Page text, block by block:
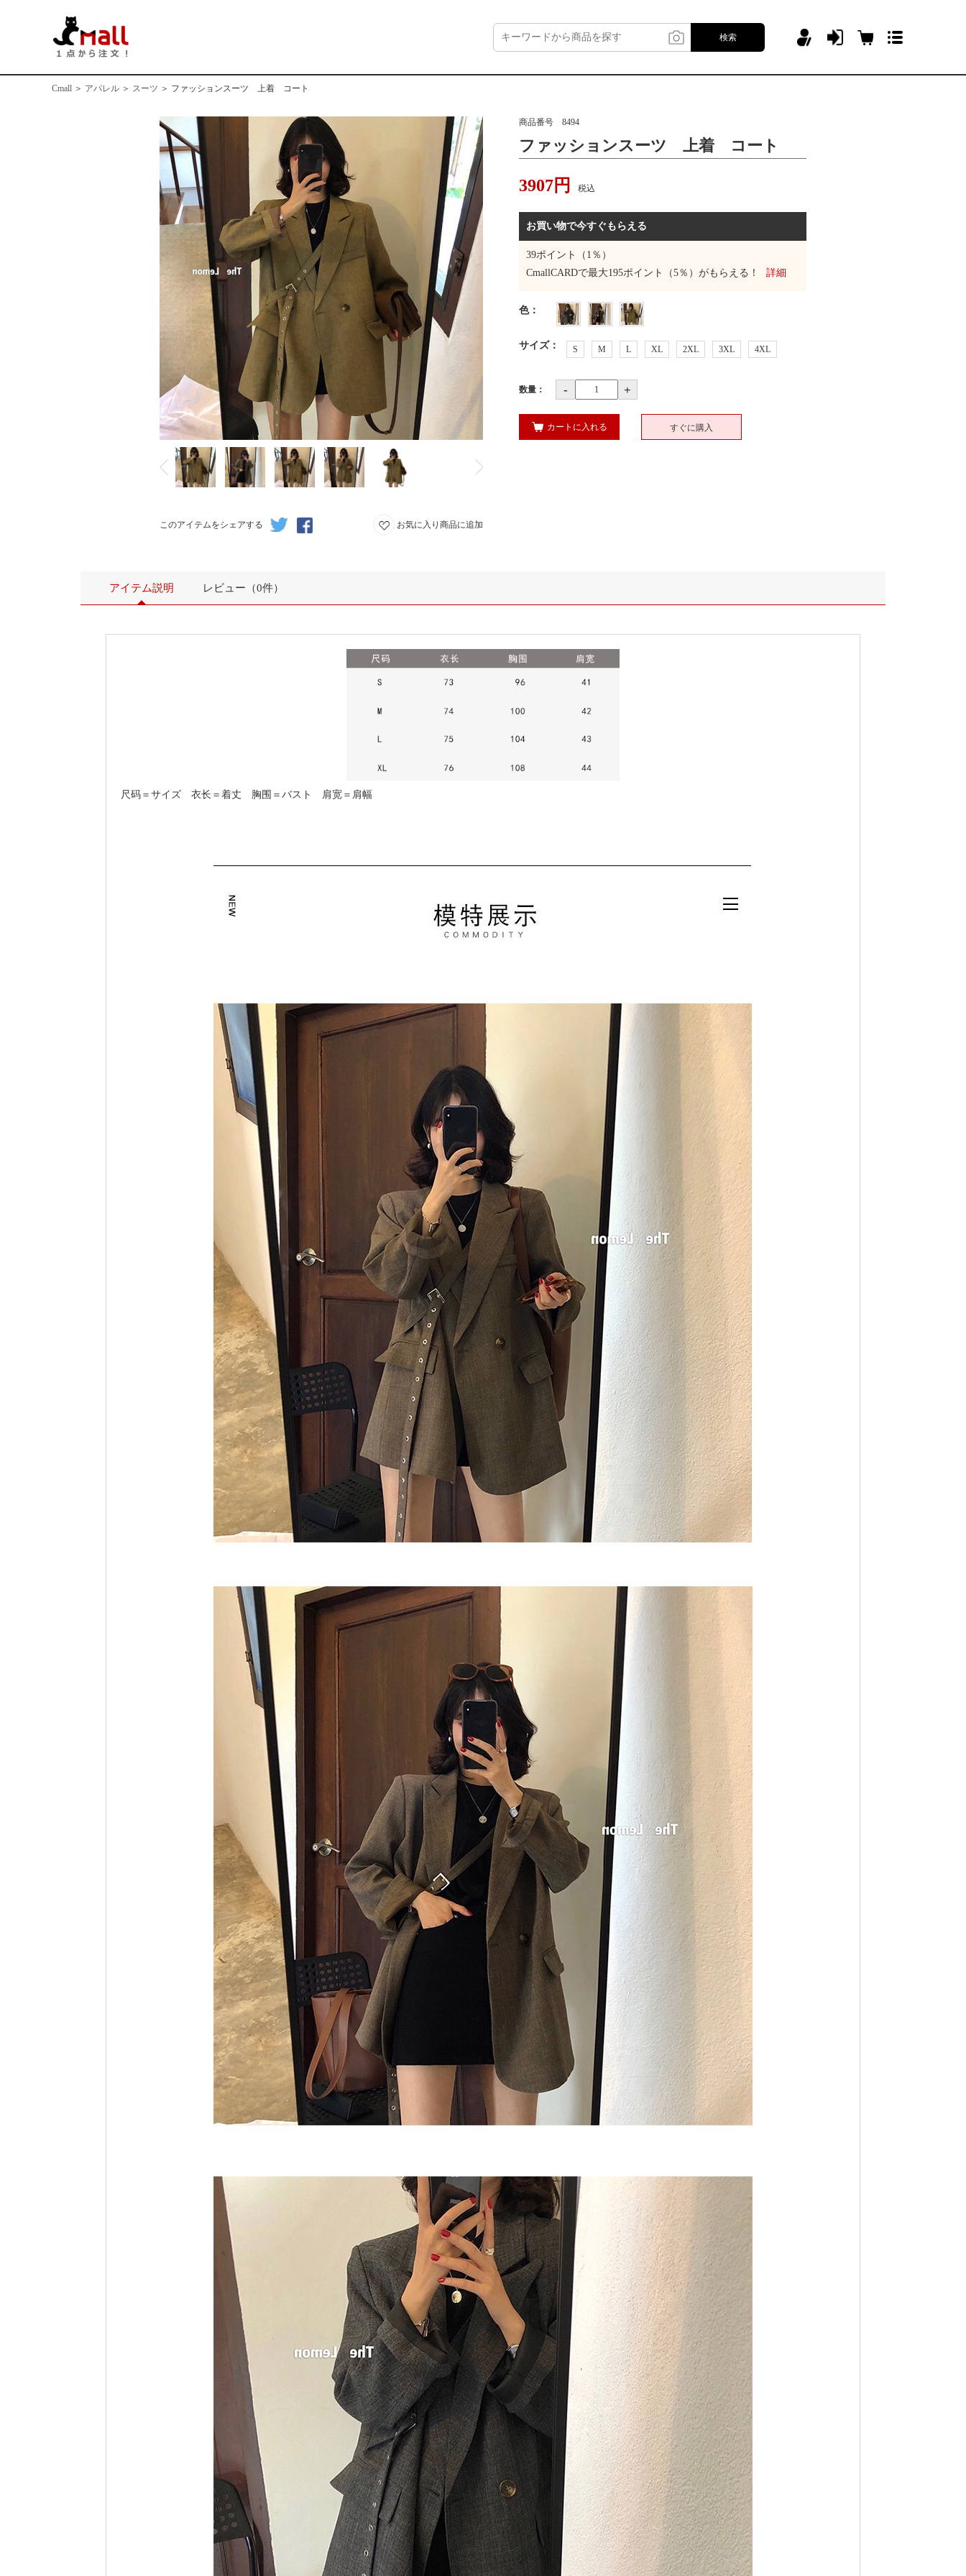
検索
Cmall ＞ アパレル ＞ スーツ ＞ ファッションスーツ 上着 コート
このアイテムをシェアする お気に入り商品に追加
商品番号 8494
ファッションスーツ 上着 コート
3907円 税込
お買い物で今すぐもらえる
39ポイント（1％）
CmallCARDで最大195ポイント（5％）がもらえる！ 詳細
色：
サイズ： S M L XL 2XL 3XL 4XL
数量： - +
カートに入れる すぐに購入
アイテム説明 レビュー（0件）
尺码＝サイズ 衣长＝着丈 胸围＝バスト 肩宽＝肩幅